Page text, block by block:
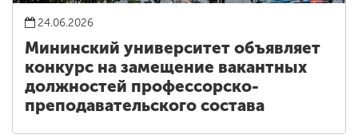
24.06.2026
Мининский университет объявляет
конкурс на замещение вакантных
должностей профессорско-
преподавательского состава